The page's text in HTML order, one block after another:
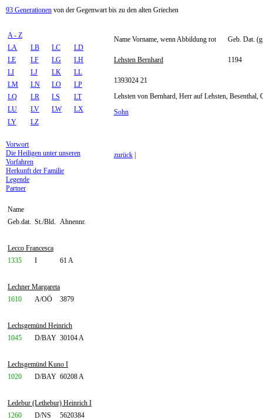
93 Generationen von der Gegenwart bis zu den alten Griechen
A - Z
LA
LB LC
LD
LE
LF LG
LH
LI
LJ LK
LL
LM
LN LO
LP
LQ
LR LS
LT
LU
LV LW
LX
LY
LZ
Vorwort
Die Heiligen unter unseren
Vorfahren
Herkunft der Familie
Legende
Partner
Name
Geb.dat. St./Bld. Ahnennr.
Lecco Francesca
1335
I 61 A
Lechner Margareta
1610
A/OÖ 3879
Lechsgemünd Heinrich
1045
D/BAY 30104 A
Lechsgemünd Kuno I
1020
D/BAY 60208 A
Ledebur (Lethebur) Heinrich I
1260
D/NS 5620384
Name Vorname, wenn Abbildung rot Geb. Dat.
Lehsten Bernhard 1194
1393024 21
Lehsten von Bernhard, Herr auf Lehsten, Besenthal,
Sohn
zurück